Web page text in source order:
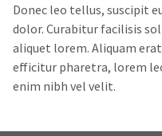
Donec leo tellus, suscipit
dolor. Curabitur facilisis
aliquet lorem. Aliquam
efficitur pharetra, lorem
enim nibh vel velit.